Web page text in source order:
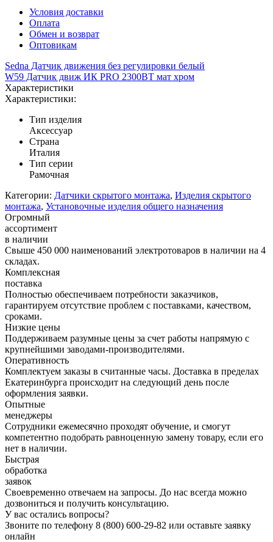
Условия доставки
Оплата
Обмен и возврат
Оптовикам
Sedna Датчик движения без регулировки белый
W59 Датчик движ ИК PRO 2300ВТ мат хром
Характеристики
Характеристики:
Тип изделия
Аксессуар
Страна
Италия
Тип серии
Рамочная
Категории: Датчики скрытого монтажа, Изделия скрытого
монтажа, Установочные изделия общего назначения
Огромный
ассортимент
в наличии
Свыше 450 000 наименований электротоваров в наличии на 4
складах.
Комплексная
поставка
Полностью обеспечиваем потребности заказчиков,
гарантируем отсутствие проблем с поставками, качеством,
сроками.
Низкие цены
Поддерживаем разумные цены за счет работы напрямую с
крупнейшими заводами-производителями.
Оперативность
Комплектуем заказы в считанные часы. Доставка в пределах
Екатеринбурга происходит на следующий день после
оформления заявки.
Опытные
менеджеры
Сотрудники ежемесячно проходят обучение, и смогут
компетентно подобрать равноценную замену товару, если его
нет в наличии.
Быстрая
обработка
заявок
Своевременно отвечаем на запросы. До нас всегда можно
дозвониться и получить консультацию.
У вас остались вопросы?
Звоните по телефону 8 (800) 600-29-82 или оставьте заявку
онлайн